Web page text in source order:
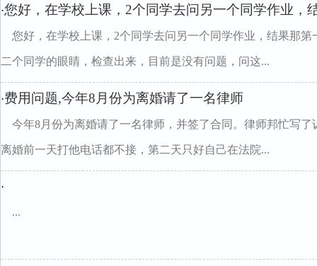
·您好，在学校上课，2个同学去问另一个同学作业，
您好，在学校上课，2个同学去问另一个同学作业，结果那
二个同学的眼睛，检查出来，目前是没有问题，问这...
·费用问题,今年8月份为离婚请了一名律师
今年8月份为离婚请了一名律师，并签了合同。律师邦忙写
离婚前一天打他电话都不接，第二天只好自己在法院...
·
...